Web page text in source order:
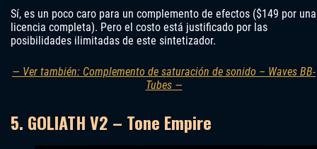
Sí, es un poco caro para un complemento de efectos ($149 por una
licencia completa). Pero el costo está justificado por las
posibilidades ilimitadas de este sintetizador.
— Ver también: Complemento de saturación de sonido – Waves BB-
Tubes —
5. GOLIATH V2 – Tone Empire